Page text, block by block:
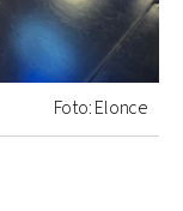
Foto: Elonce